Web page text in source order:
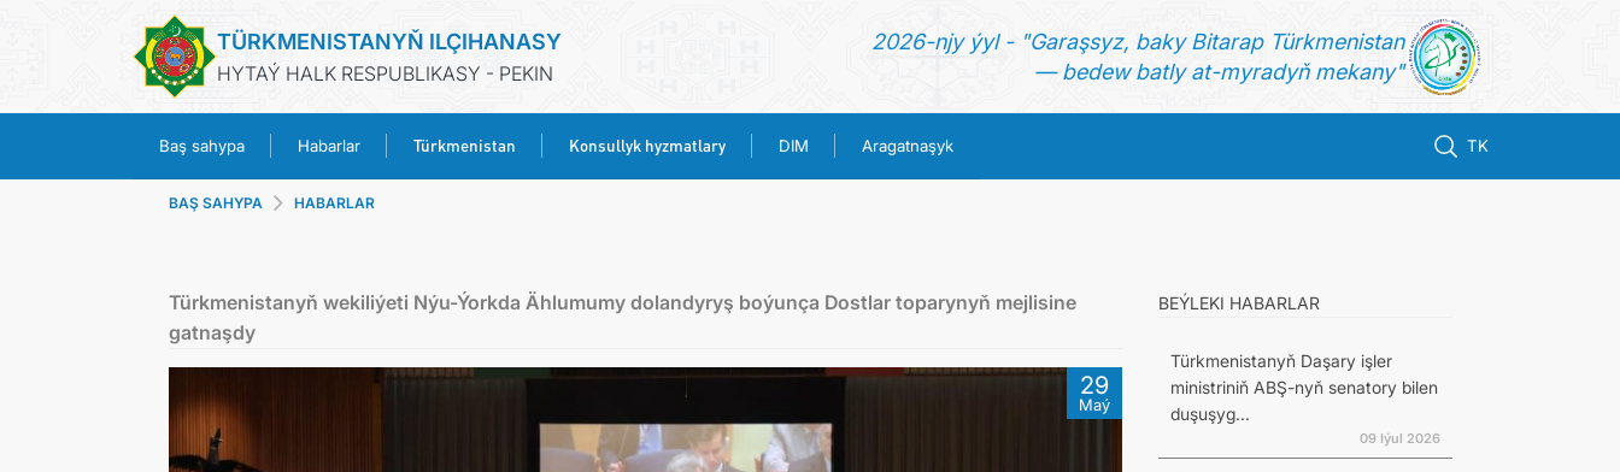
TÜRKMENISTANYŇ ILÇIHANASY
HYTAÝ HALK RESPUBLIKASY - PEKIN
2026-njy ýyl - "Garaşsyz, baky Bitarap Türkmenistan
— bedew batly at-myradyň mekany"
Baş sahypa Habarlar Türkmenistan Konsullyk hyzmatlary DIM Aragatnaşyk TK
BAŞ SAHYPA HABARLAR
Türkmenistanyň wekiliýeti Nýu-Ýorkda Ählumumy dolandyryş boýunça Dostlar toparynyň mejlisine
gatnaşdy
29
Maý
BEÝLEKI HABARLAR
Türkmenistanyň Daşary işler
ministriniň ABŞ-nyň senatory bilen
duşuşyg...
09 Iýul 2026